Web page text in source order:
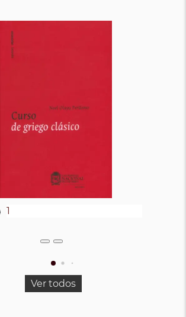
Ver todos